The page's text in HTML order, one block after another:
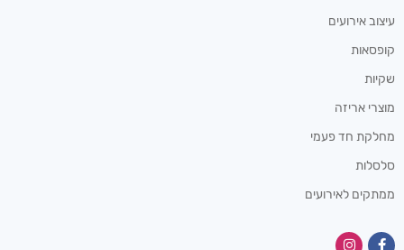
עיצוב אירועים
קופסאות
שקיות
מוצרי אריזה
מחלקת חד פעמי
סלסלות
ממתקים לאירועים